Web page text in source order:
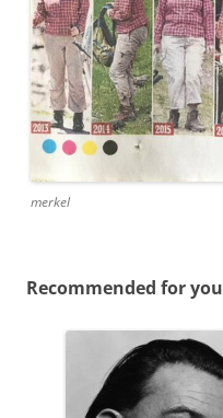
merkel
Recommended for you